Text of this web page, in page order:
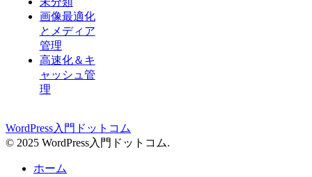
画像最適化
とメディア
管理
高速化＆キ
ャッシュ管
理
WordPress入門ドットコム
© 2025 WordPress入門ドットコム.
ホーム